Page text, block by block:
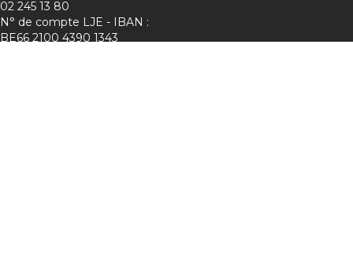
02 245 13 80
N° de compte LJE - IBAN :
BE66 2100 4390 1343